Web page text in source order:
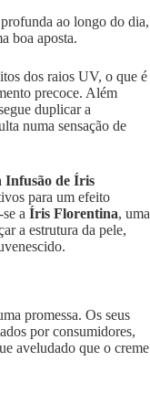
ao longo do dia,
boa aposta.
dos raios UV, o que é
precoce. Além
duplicar a
numa sensação de
Infusão de Íris
para um efeito
a Íris Florentina, uma
a estrutura da pele,
promessa. Os seus
por consumidores,
aveludado que o creme